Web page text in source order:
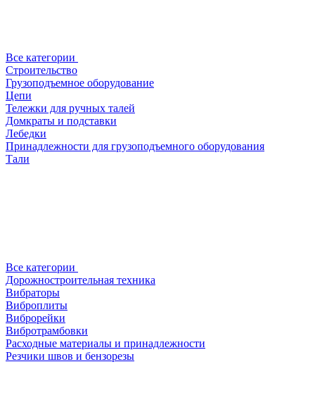
Все категории
Строительство
Грузоподъемное оборудование
Цепи
Тележки для ручных талей
Домкраты и подставки
Лебедки
Принадлежности для грузоподъемного оборудования
Тали
Все категории
Дорожностроительная техника
Вибраторы
Виброплиты
Виброрейки
Вибротрамбовки
Расходные материалы и принадлежности
Резчики швов и бензорезы